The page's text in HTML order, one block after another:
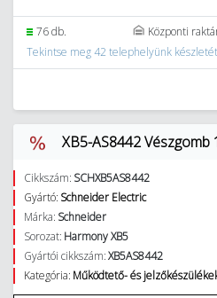
76 db. Központi
Tekintse meg 42 telephelyünk készletét
XB5-AS8442 Vészgomb
Cikkszám: SCHXB5AS8442
Gyártó: Schneider Electric
Márka: Schneider
Sorozat: Harmony XB5
Gyártói cikkszám:XB5AS8442
Kategória: Működtető- és